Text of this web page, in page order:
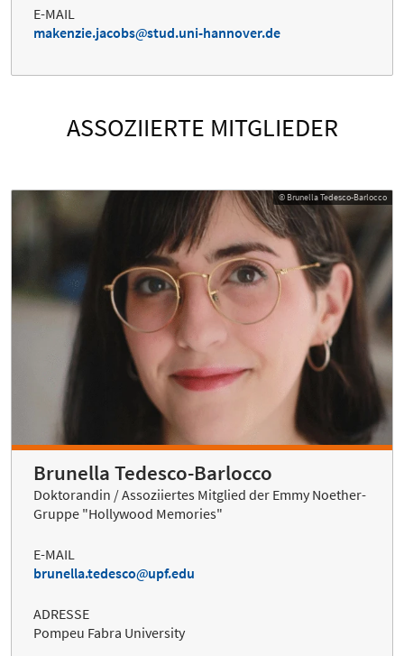
E-MAIL
makenzie.jacobs
stud.uni-hannover.de
ASSOZIIERTE MITGLIEDER
© Brunella Tedesco-Barlocco
Brunella Tedesco-Barlocco
Doktorandin / Assoziiertes Mitglied der Emmy Noether-
Gruppe "Hollywood Memories"
E-MAIL
brunella.tedesco
upf.edu
ADRESSE
Pompeu Fabra University